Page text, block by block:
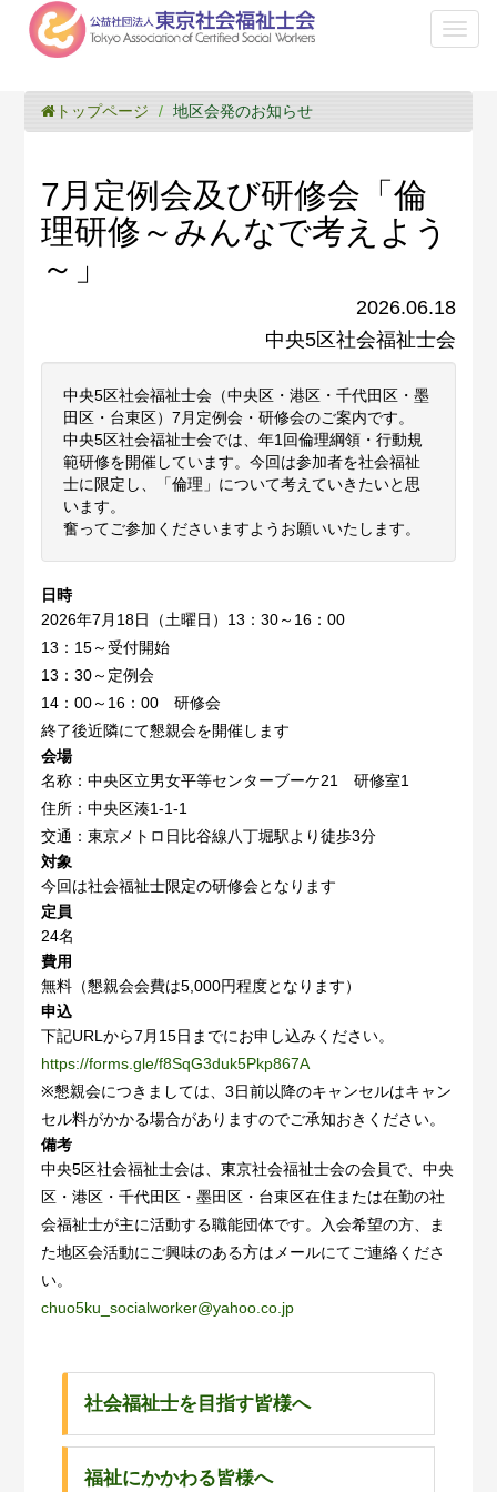
トップページ 地区会発のお知らせ
7月定例会及び研修会「倫
理研修～みんなで考えよう
～」
2026.06.18
中央5区社会福祉士会
中央5区社会福祉士会（中央区・港区・千代田区・墨
田区・台東区）7月定例会・研修会のご案内です。
中央5区社会福祉士会では、年1回倫理綱領・行動規
範研修を開催しています。今回は参加者を社会福祉
士に限定し、「倫理」について考えていきたいと思
います。
奮ってご参加くださいますようお願いいたします。
日時
2026年7月18日（土曜日）13：30～16：00
13：15～受付開始
13：30～定例会
14：00～16：00 研修会
終了後近隣にて懇親会を開催します
会場
名称：中央区立男女平等センターブーケ21 研修室1
住所：中央区湊1-1-1
交通：東京メトロ日比谷線八丁堀駅より徒歩3分
対象
今回は社会福祉士限定の研修会となります
定員
24名
費用
無料（懇親会会費は5,000円程度となります）
申込
下記URLから7月15日までにお申し込みください。
https://forms.gle/f8SqG3duk5Pkp867A
※懇親会につきましては、3日前以降のキャンセルはキャン
セル料がかかる場合がありますのでご承知おきください。
備考
中央5区社会福祉士会は、東京社会福祉士会の会員で、中央
区・港区・千代田区・墨田区・台東区在住または在勤の社
会福祉士が主に活動する職能団体です。入会希望の方、ま
た地区会活動にご興味のある方はメールにてご連絡くださ
い。
chuo5ku_socialworker@yahoo.co.jp
社会福祉士を目指す皆様へ
福祉にかかわる皆様へ